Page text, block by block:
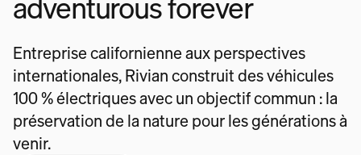
adventurous forever
Entreprise californienne aux perspectives
internationales, Rivian construit des véhicules
100 % électriques avec un objectif commun : la
préservation de la nature pour les générations à
venir.